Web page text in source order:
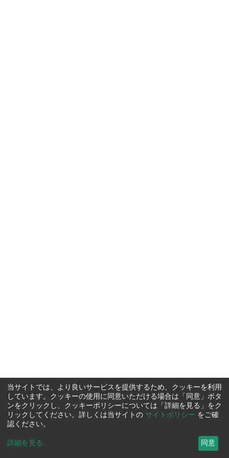
当サイトでは、より良いサービスを提供するため、クッキーを利用
しています。クッキーの使用に同意いただける場合は「同意」ボタ
ンをクリックし、クッキーポリシーについては「詳細を見る」をク
リックしてください。詳しくは当サイトの サイトポリシー をご確
認ください。
詳細を見る ... 同意